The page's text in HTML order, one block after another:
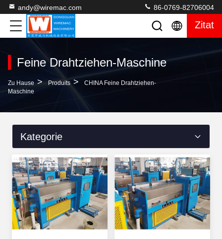
andy@wiremac.com 86-0769-82706004
Zitat
Feine Drahtziehen-Maschine
Zu Hause > Produits >
CHINA Feine Drahtziehen-
Maschine
Kategorie